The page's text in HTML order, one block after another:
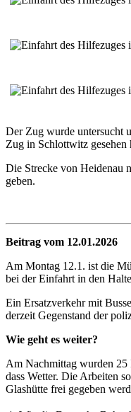
Der Zug wurde untersucht
Zug in Schlottwitz gesehen
Die Strecke von Heidenau
geben.
Beitrag vom 12.01.2026
Am Montag 12.1. ist die
bei der Einfahrt in den
Ein Ersatzverkehr mit
derzeit Gegenstand der
Wie geht es weiter?
Am Nachmittag wurden 25
dass Wetter. Die Arbeiten
Glashütte frei gegeben